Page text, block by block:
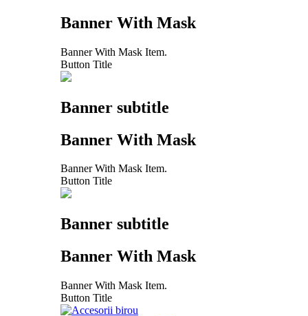
Banner With Mask
Banner With Mask Item.
Button Title
Banner subtitle
Banner With Mask
Banner With Mask Item.
Button Title
Banner subtitle
Banner With Mask
Banner With Mask Item.
Button Title